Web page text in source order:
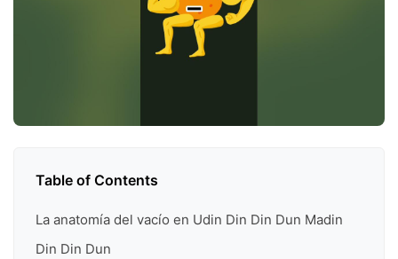
Table of Contents
La anatomía del vacío en Udin Din Din Dun Madin
Din Din Dun